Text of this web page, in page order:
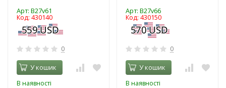
Арт: B27v61
Код: 430140
0
У кошик
В наявності
Арт: B27v66
Код: 430150
0
У кошик
В наявності